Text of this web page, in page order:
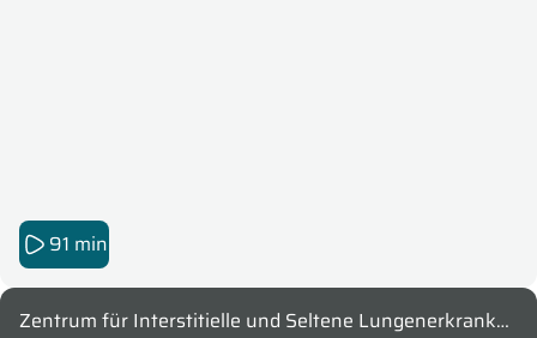
91 min
Zentrum für Interstitielle und Seltene Lungenerkrankungen (ZISL) - Justus-Liebig-Universität Gießen